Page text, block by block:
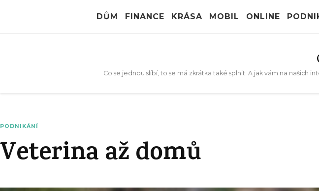
DŮM FINANCE KRÁSA MOBIL ONLINE
Co se jednou slíbí, to se má zkrátka také splnit. A jak vám na
PODNIKÁNÍ
Veterina až domů